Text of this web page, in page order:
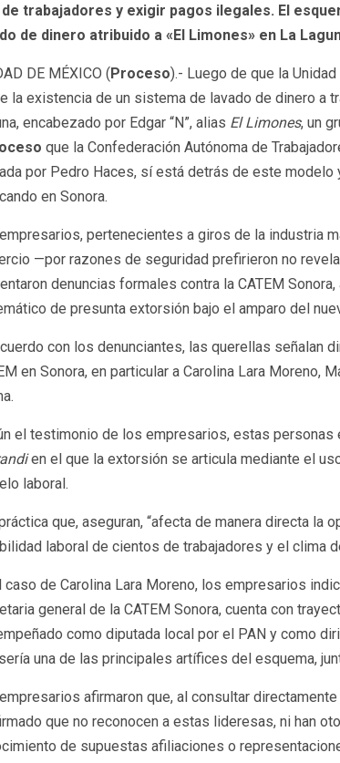
trabajadores y exigir pagos ilegales. El
de dinero atribuido a «El Limones» en La
DE MÉXICO (Proceso).- Luego de que la
la existencia de un sistema de lavado de dinero a
encabezado por Edgar “N”, alias El Limones, un
que la Confederación Autónoma de
por Pedro Haces, sí está detrás de este modelo
en Sonora.
pertenecientes a giros de la industria
—por razones de seguridad prefirieron no
denuncias formales contra la CATEM
de presunta extorsión bajo el amparo del
con los denunciantes, las querellas señalan
en Sonora, en particular a Carolina Lara Moreno,
el testimonio de los empresarios, estas personas
en el que la extorsión se articula mediante el
laboral.
que, aseguran, “afecta de manera directa la
laboral de cientos de trabajadores y el clima
caso de Carolina Lara Moreno, los empresarios
general de la CATEM Sonora, cuenta con
como diputada local por el PAN y como
una de las principales artífices del esquema,
afirmaron que, al consultar
que no reconocen a estas lideresas, ni han
de supuestas afiliaciones o